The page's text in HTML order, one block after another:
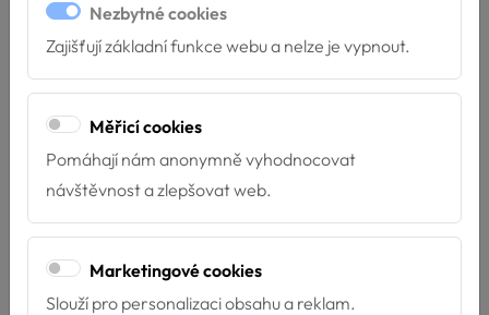
Nezbytné cookies
Zajišťují základní funkce webu a nelze je vypnout.
Měřicí cookies
Pomáhají nám anonymně vyhodnocovat
návštěvnost a zlepšovat web.
Marketingové cookies
Slouží pro personalizaci obsahu a reklam.